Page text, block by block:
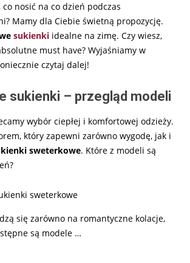
co nosić na co dzień podczas
Mamy dla Ciebie świetną propozycję.
sukienki idealne na zimę. Czy wiesz,
must have? Wyjaśniamy w
czytaj dalej!
sukienki – przegląd modeli
wybór ciepłej i komfortowej odzieży.
który zapewni zarówno wygodę, jak i
sweterkowe. Które z modeli są
sweterkowe
się zarówno na romantyczne kolacje,
są modele …